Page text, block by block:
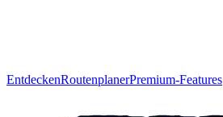
EntdeckenRoutenplanerPremium-Features